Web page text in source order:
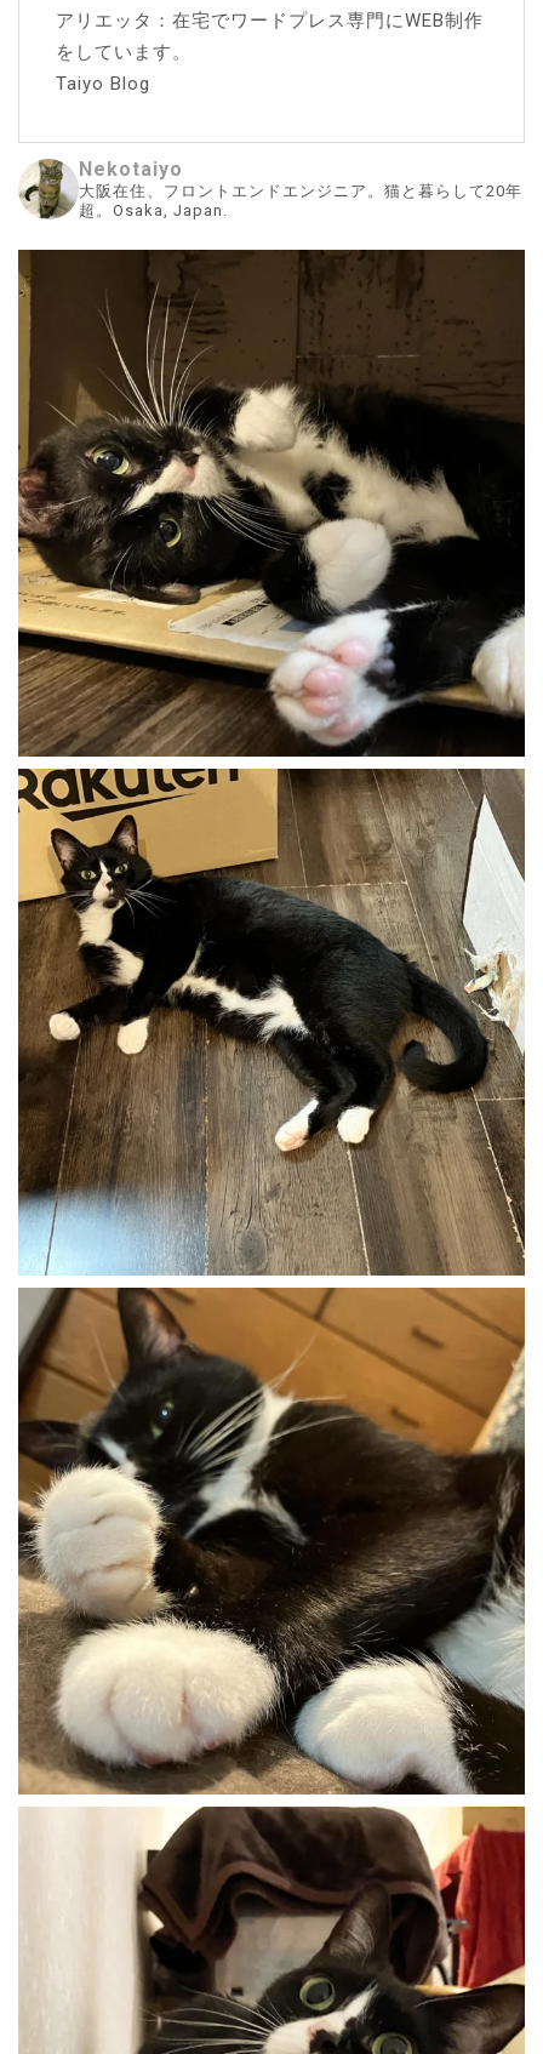
アリエッタ：在宅でワードプレス専門にWEB制作
をしています。
Taiyo Blog
Nekotaiyo
大阪在住、フロントエンドエンジニア。猫と暮らして20年
超。Osaka, Japan.